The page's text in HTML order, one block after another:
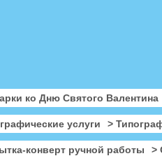
ко Дню Святого Валентина
услуги >
конверт ручной работы >